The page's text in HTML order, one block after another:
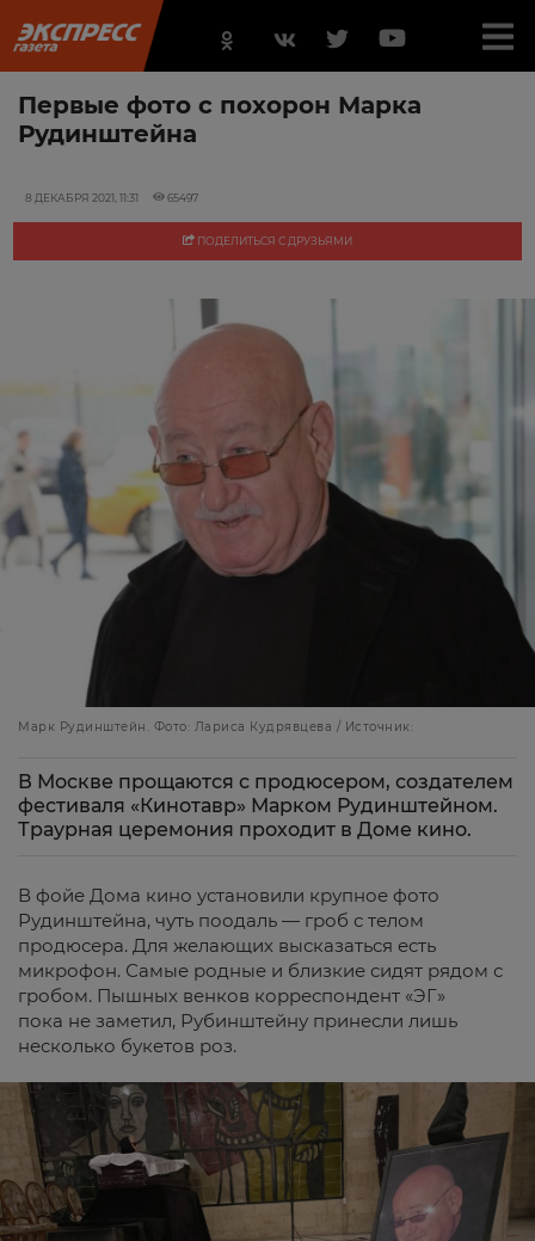
Первые фото с похорон Марка
Рудинштейна
8 ДЕКАБРЯ 2021, 11:31 65497
ПОДЕЛИТЬСЯ С ДРУЗЬЯМИ
Марк Рудинштейн. Фото: Лариса Кудрявцева / Источник:
В Москве прощаются с продюсером, создателем
фестиваля «Кинотавр» Марком Рудинштейном.
Траурная церемония проходит в Доме кино.
В фойе Дома кино установили крупное фото
Рудинштейна, чуть поодаль — гроб с телом
продюсера. Для желающих высказаться есть
микрофон. Самые родные и близкие сидят рядом с
гробом. Пышных венков корреспондент «ЭГ»
пока не заметил, Рубинштейну принесли лишь
несколько букетов роз.